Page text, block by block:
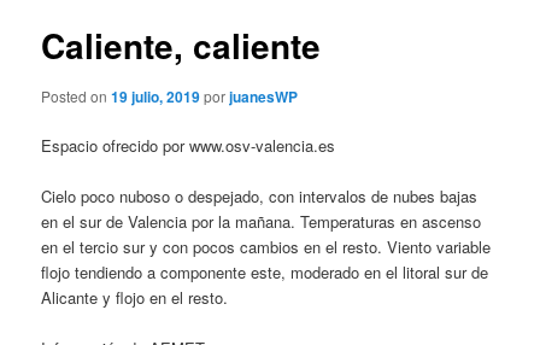
Caliente, caliente
Posted on19 julio, 2019porjuanesWP
Espacio ofrecido por www.osv-valencia.es
Cielo poco nuboso o despejado, con intervalos de nubes bajas
en el sur de Valencia por la mañana. Temperaturas en ascenso
en el tercio sur y con pocos cambios en el resto. Viento variable
flojo tendiendo a componente este, moderado en el litoral sur de
Alicante y flojo en el resto.